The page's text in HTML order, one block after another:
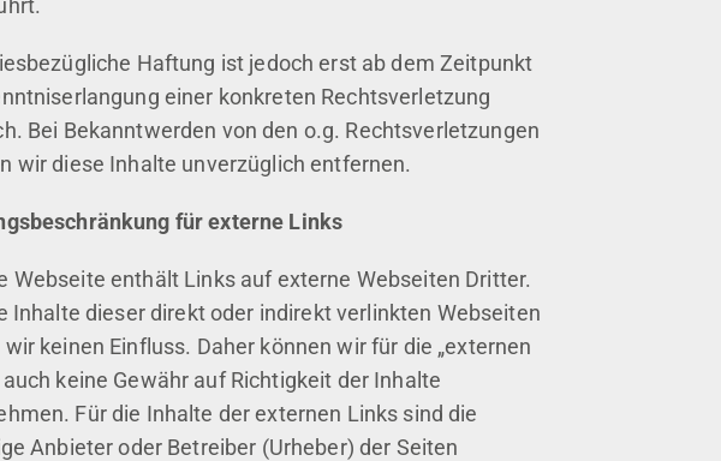
Haftung ist jedoch erst ab dem Zeitpunkt
einer konkreten Rechtsverletzung
Bei Bekanntwerden von den o.g. Rechtsverletzungen
wir diese Inhalte unverzüglich entfernen.
für externe Links
Webseite enthält Links auf externe Webseiten Dritter.
Inhalte dieser direkt oder indirekt verlinkten Webseiten
wir keinen Einfluss. Daher können wir für die „externen
auch keine Gewähr auf Richtigkeit der Inhalte
Für die Inhalte der externen Links sind die
Anbieter oder Betreiber (Urheber) der Seiten